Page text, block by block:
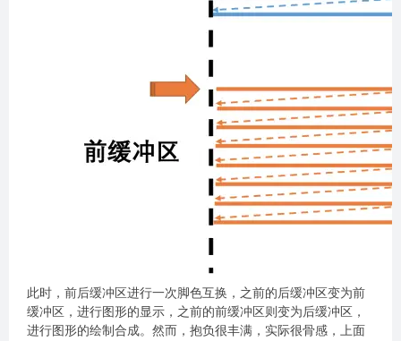
此时，前后缓冲区进行一次脚色互换，之前的后缓冲区变为前
缓冲区，进行图形的显示，之前的前缓冲区则变为后缓冲区，
进行图形的绘制合成。然而，抱负很丰满，实际很骨感，上面